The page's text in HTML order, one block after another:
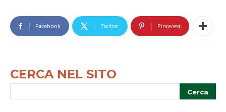
Facebook Twitter Pinterest
CERCA NEL SITO